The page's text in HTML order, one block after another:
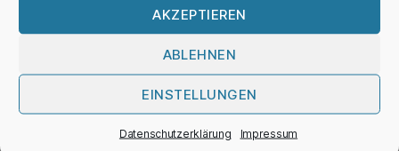
AKZEPTIEREN
ABLEHNEN
EINSTELLUNGEN
Datenschutzerklärung Impressum